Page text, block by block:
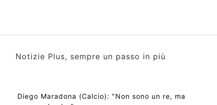
Notizie Plus, sempre un passo in più
Diego Maradona (Calcio): "Non sono un re, ma